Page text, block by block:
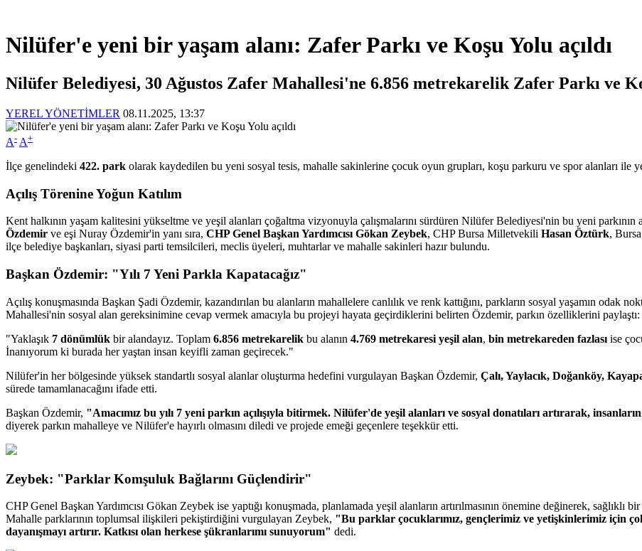
Nilüfer'e yeni bir yaşam alanı: Zafer Parkı ve Koşu Yolu açıldı
Nilüfer Belediyesi, 30 Ağustos Zafer Mahallesi'ne 6.856 metrekarelik Zafer Parkı ve
YEREL YÖNETİMLER 08.11.2025, 13:37
A- A+
İlçe genelindeki 422. park olarak kaydedilen bu yeni sosyal tesis, mahalle sakinlerine çocuk oyun grupları, koşu parkuru ve spor alanları ile
Açılış Törenine Yoğun Katılım
Kent halkının yaşam kalitesini yükseltme ve yeşil alanları çoğaltma vizyonuyla çalışmalarını sürdüren Nilüfer Belediyesi'nin bu yeni parkının
Özdemir ve eşi Nuray Özdemir'in yanı sıra, CHP Genel Başkan Yardımcısı Gökan Zeybek, CHP Bursa Milletvekili Hasan Öztürk,
ilçe belediye başkanları, siyasi parti temsilcileri, meclis üyeleri, muhtarlar ve mahalle sakinleri hazır bulundu.
Başkan Özdemir: "Yılı 7 Yeni Parkla Kapatacağız"
Açılış konuşmasında Başkan Şadi Özdemir, kazandırılan bu alanların mahallelere canlılık ve renk kattığını, parkların sosyal yaşamın odak
Mahallesi'nin sosyal alan gereksinimine cevap vermek amacıyla bu projeyi hayata geçirdiklerini belirten Özdemir, parkın özelliklerini paylaştı:
"Yaklaşık 7 dönümlük bir alandayız. Toplam 6.856 metrekarelik bu alanın 4.769 metrekaresi yeşil alan, bin metrekareden fazlası ise
İnanıyorum ki burada her yaştan insan keyifli zaman geçirecek."
Nilüfer'in her bölgesinde yüksek standartlı sosyal alanlar oluşturma hedefini vurgulayan Başkan Özdemir, Çalı, Yaylacık, Doğanköy,
sürede tamamlanacağını ifade etti.
Başkan Özdemir, "Amacımız bu yılı 7 yeni parkın açılışıyla bitirmek. Nilüfer'de yeşil alanları ve sosyal donatıları artırarak,
diyerek parkın mahalleye ve Nilüfer'e hayırlı olmasını diledi ve projede emeği geçenlere teşekkür etti.
Zeybek: "Parklar Komşuluk Bağlarını Güçlendirir"
CHP Genel Başkan Yardımcısı Gökan Zeybek ise yaptığı konuşmada, planlamada yeşil alanların artırılmasının önemine değinerek,
Mahalle parklarının toplumsal ilişkileri pekiştirdiğini vurgulayan Zeybek, "Bu parklar çocuklarımız, gençlerimiz ve yetişkinlerimiz için
dayanışmayı artırır. Katkısı olan herkese şükranlarımı sunuyorum" dedi.